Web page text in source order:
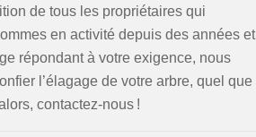
de tous les propriétaires qui
en activité depuis des années et
répondant à votre exigence, nous
l’élagage de votre arbre, quel que
contactez-nous !